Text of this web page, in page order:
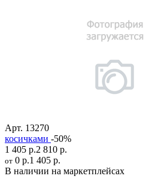
Арт. 13270
косичками -50%
1 405 р.2 810 р.
от 0 р.1 405 р.
В наличии на маркетплейсах